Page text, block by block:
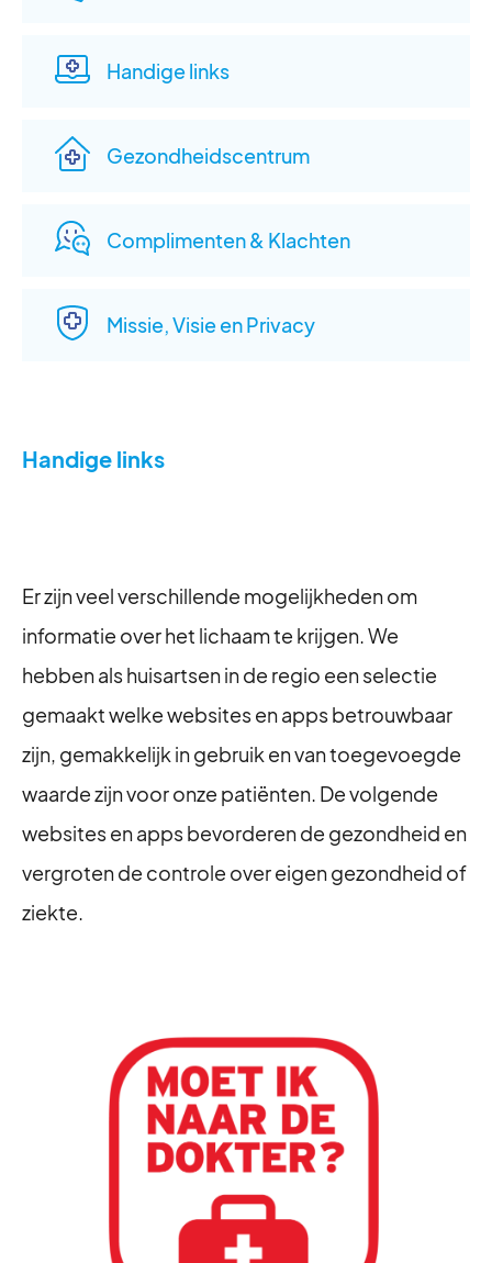
Handige links
Gezondheidscentrum
Complimenten & Klachten
Missie, Visie en Privacy
Handige links
Er zijn veel verschillende mogelijkheden om
informatie over het lichaam te krijgen. We
hebben als huisartsen in de regio een selectie
gemaakt welke websites en apps betrouwbaar
zijn, gemakkelijk in gebruik en van toegevoegde
waarde zijn voor onze patiënten. De volgende
websites en apps bevorderen de gezondheid en
vergroten de controle over eigen gezondheid of
ziekte.